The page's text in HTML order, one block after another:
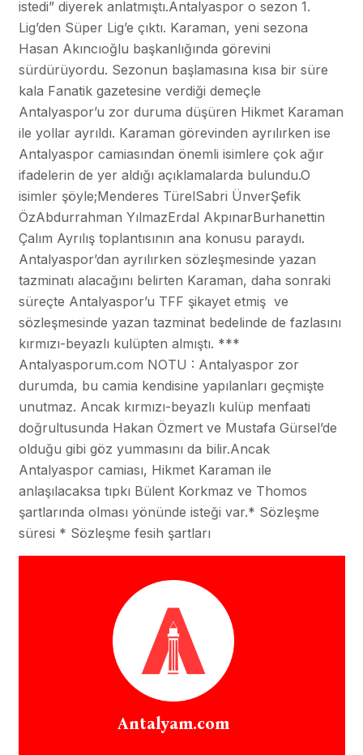
istedi” diyerek anlatmıştı.Antalyaspor o sezon 1.
Lig’den Süper Lig’e çıktı. Karaman, yeni sezona
Hasan Akıncıoğlu başkanlığında görevini
sürdürüyordu. Sezonun başlamasına kısa bir süre
kala Fanatik gazetesine verdiği demeçle
Antalyaspor’u zor duruma düşüren Hikmet Karaman
ile yollar ayrıldı. Karaman görevinden ayrılırken ise
Antalyaspor camiasından önemli isimlere çok ağır
ifadelerin de yer aldığı açıklamalarda bulundu.O
isimler şöyle;Menderes TürelSabri ÜnverŞefik
ÖzAbdurrahman YılmazErdal AkpınarBurhanettin
Çalım Ayrılış toplantısının ana konusu paraydı.
Antalyaspor’dan ayrılırken sözleşmesinde yazan
tazminatı alacağını belirten Karaman, daha sonraki
süreçte Antalyaspor’u TFF şikayet etmiş ve
sözleşmesinde yazan tazminat bedelinde de fazlasını
kırmızı-beyazlı kulüpten almıştı. ***
Antalyasporum.com NOTU : Antalyaspor zor
durumda, bu camia kendisine yapılanları geçmişte
unutmaz. Ancak kırmızı-beyazlı kulüp menfaati
doğrultusunda Hakan Özmert ve Mustafa Gürsel’de
olduğu gibi göz yummasını da bilir.Ancak
Antalyaspor camiası, Hikmet Karaman ile
anlaşılacaksa tıpkı Bülent Korkmaz ve Thomos
şartlarında olması yönünde isteği var.* Sözleşme
süresi * Sözleşme fesih şartları
Antalyam.com